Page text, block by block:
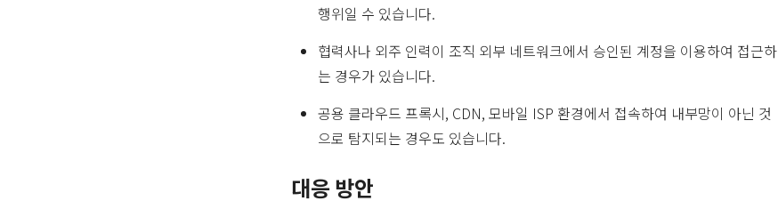
행위일 수 있습니다.
협력사나 외주 인력이 조직 외부 네트워크에서 승인된 계정을 이용하여 접근하
는 경우가 있습니다.
공용 클라우드 프록시, CDN, 모바일 ISP 환경에서 접속하여 내부망이 아닌 것
으로 탐지되는 경우도 있습니다.
대응 방안